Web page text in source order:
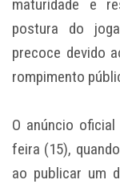
maturidade e
postura do
precoce devido
rompimento
O anúncio
feira (15),
ao publicar um